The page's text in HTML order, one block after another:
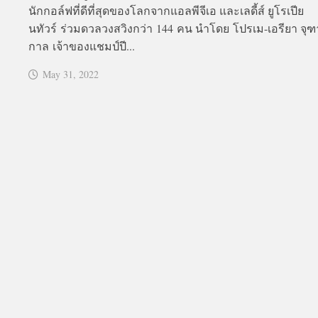
นักกอล์ฟที่ดีที่สุดของโลกจากแอลพีจีเอ และเลดี้ส์ ยูโรเปีย
นทัวร์ ร่วมดวลวงสวิงกว่า 144 คน นำโดย โปรเม-เอรียา จุ
กาล เจ้าของแชมป์ปี...
May 31, 2022